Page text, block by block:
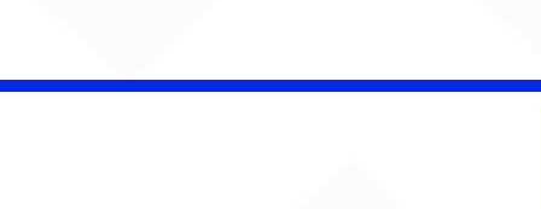
AUMENTA O SOM!